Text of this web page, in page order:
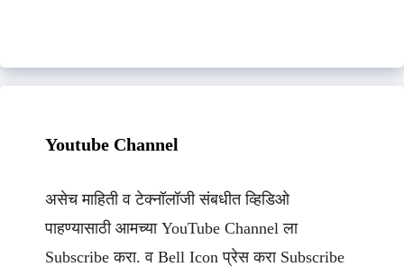
Youtube Channel
असेच माहिती व टेक्नॉलॉजी संबधीत व्हिडिओ
पाहण्यासाठी आमच्या YouTube Channel ला
Subscribe करा. व Bell Icon प्रेस करा Subscribe